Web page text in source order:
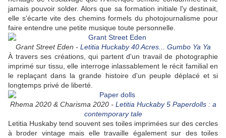
jamais pouvoir solder. Alors que sa formation initiale l'y destinait,
elle s'écarte vite des chemins formels du photojournalisme pour
faire entendre une petite musique toute personnelle.
Grant Street Eden - Letitia Huckaby 40 Acres... Gumbo Ya Ya
À travers ses créations, qui partent d'un travail de photographie
imprimé sur tissu, elle interroge inlassablement le récit familial en
le replaçant dans la grande histoire d'un peuple déplacé et si
longtemps privé de liberté.
Rhema 2020 & Charisma 2020 - Letitia Huckaby 5 Paperdolls : a
contemporary tale
Letitia Huskaby tend souvent ses toiles imprimées sur des cercles
à broder vintage mais elle travaille également sur des toiles